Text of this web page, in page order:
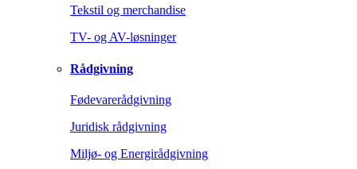
Tekstil og merchandise
TV- og AV-løsninger
Rådgivning
Fødevarerådgivning
Juridisk rådgivning
Miljø- og Energirådgivning